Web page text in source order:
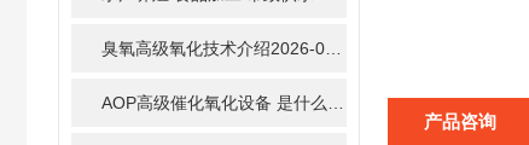
臭氧高级氧化技术介绍2026-02-27
2025-
产品咨询